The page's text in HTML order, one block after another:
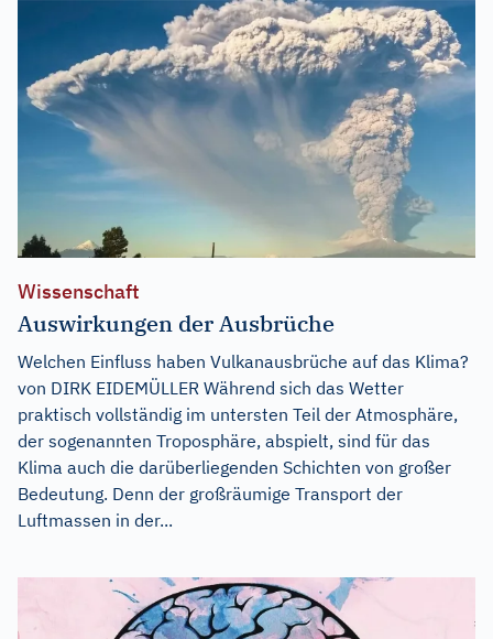
Wissenschaft
Auswirkungen der Ausbrüche
Welchen Einfluss haben Vulkanausbrüche auf das Klima?
von DIRK EIDEMÜLLER Während sich das Wetter
praktisch vollständig im untersten Teil der Atmosphäre,
der sogenannten Troposphäre, abspielt, sind für das
Klima auch die darüberliegenden Schichten von großer
Bedeutung. Denn der großräumige Transport der
Luftmassen in der...